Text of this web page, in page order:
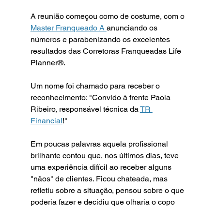
A reunião começou como de costume, com o
Master Franqueado A anunciando os
números e parabenizando os excelentes
resultados das Corretoras Franqueadas Life
Planner®️.
Um nome foi chamado para receber o
reconhecimento: "Convido à frente Paola
Ribeiro, responsável técnica da TR
Financial!"
Em poucas palavras aquela profissional
brilhante contou que, nos últimos dias, teve
uma experiência difícil ao receber alguns
"nãos" de clientes. Ficou chateada, mas
refletiu sobre a situação, pensou sobre o que
poderia fazer e decidiu que olharia o copo